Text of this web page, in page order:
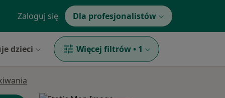
Zaloguj się Dla profesjonalistów
dzieci Więcej filtrów • 1